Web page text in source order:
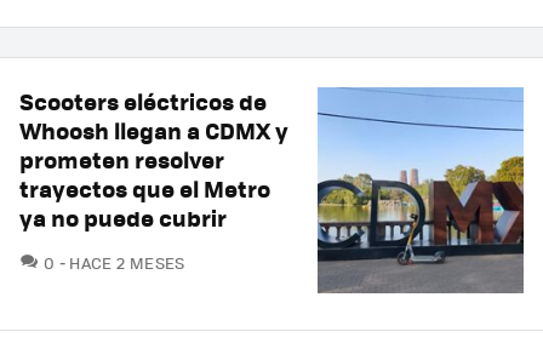
Scooters eléctricos de
Whoosh llegan a CDMX y
prometen resolver
trayectos que el Metro
ya no puede cubrir
0 COMENTARIOS
HACE 2 MESES